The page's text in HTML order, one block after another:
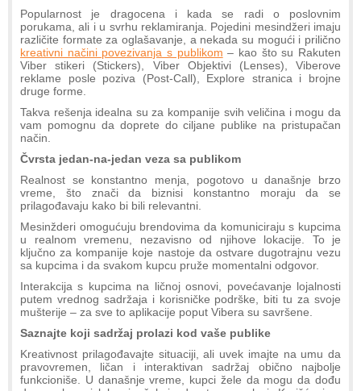
Popularnost je dragocena i kada se radi o poslovnim
porukama, ali i u svrhu reklamiranja. Pojedini mesindžeri imaju
različite formate za oglašavanje, a nekada su mogući i prilično
kreativni načini povezivanja s publikom – kao što su Rakuten
Viber stikeri (Stickers), Viber Objektivi (Lenses), Viberove
reklame posle poziva (Post-Call), Explore stranica i brojne
druge forme.
Takva rešenja idealna su za kompanije svih veličina i mogu da
vam pomognu da doprete do ciljane publike na pristupačan
način.
Čvrsta jedan-na-jedan veza sa publikom
Realnost se konstantno menja, pogotovo u današnje brzo
vreme, što znači da biznisi konstantno moraju da se
prilagođavaju kako bi bili relevantni.
Mesinžderi omogućuju brendovima da komuniciraju s kupcima
u realnom vremenu, nezavisno od njihove lokacije. To je
ključno za kompanije koje nastoje da ostvare dugotrajnu vezu
sa kupcima i da svakom kupcu pruže momentalni odgovor.
Interakcija s kupcima na ličnoj osnovi, povećavanje lojalnosti
putem vrednog sadržaja i korisničke podrške, biti tu za svoje
mušterije – za sve to aplikacije poput Vibera su savršene.
Saznajte koji sadržaj prolazi kod vaše publike
Kreativnost prilagođavajte situaciji, ali uvek imajte na umu da
pravovremen, ličan i interaktivan sadržaj obično najbolje
funkcioniše. U današnje vreme, kupci žele da mogu da dođu